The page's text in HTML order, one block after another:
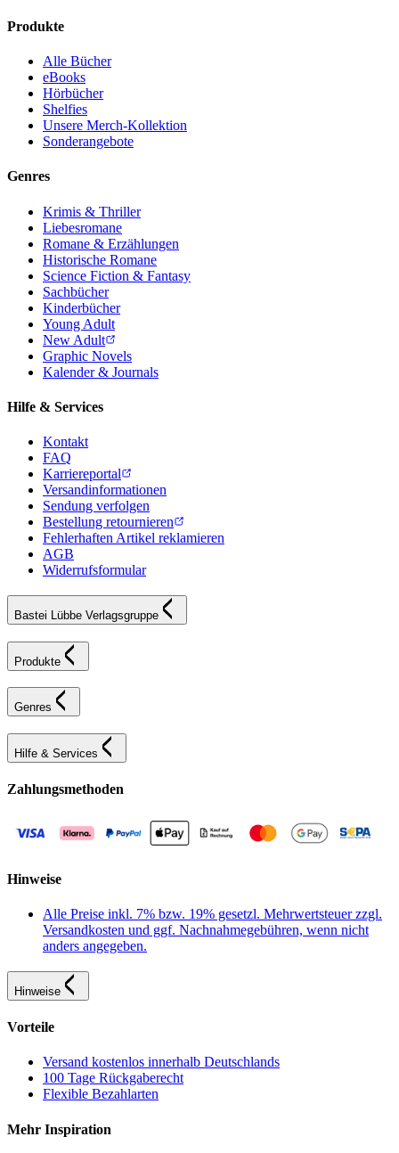
Produkte
Alle Bücher
eBooks
Hörbücher
Shelfies
Unsere Merch-Kollektion
Sonderangebote
Genres
Krimis & Thriller
Liebesromane
Romane & Erzählungen
Historische Romane
Science Fiction & Fantasy
Sachbücher
Kinderbücher
Young Adult
New Adult
Graphic Novels
Kalender & Journals
Hilfe & Services
Kontakt
FAQ
Karriereportal
Versandinformationen
Sendung verfolgen
Bestellung retournieren
Fehlerhaften Artikel reklamieren
AGB
Widerrufsformular
Bastei Lübbe Verlagsgruppe
Produkte
Genres
Hilfe & Services
Zahlungsmethoden
Hinweise
Alle Preise inkl. 7% bzw. 19% gesetzl. Mehrwertsteuer zzgl.
Versandkosten und ggf. Nachnahmegebühren, wenn nicht
anders angegeben.
Hinweise
Vorteile
Versand kostenlos innerhalb Deutschlands
100 Tage Rückgaberecht
Flexible Bezahlarten
Mehr Inspiration